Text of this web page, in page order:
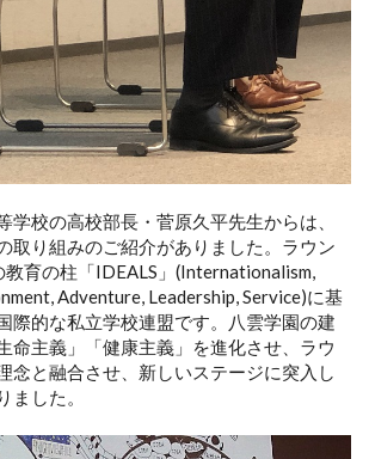
学校の高校部長・菅原久平先生からは、
取り組みのご紹介がありました。ラウン
教育の柱「IDEALS」(Internationalism,
Adventure, Leadership, Service)に基
際的な私立学校連盟です。八雲学園の建
命主義」「健康主義」を進化させ、ラウ
念と融合させ、新しいステージに突入し
ました。